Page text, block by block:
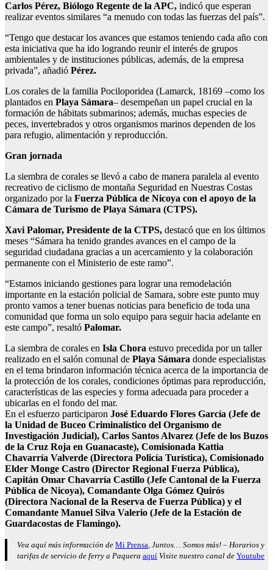
Carlos Pérez, Biólogo Regente de la APC, indicó que esperan
realizar eventos similares “a menudo con todas las fuerzas del país”.
“Tengo que destacar los avances que estamos teniendo cada año con
esta iniciativa que ha ido logrando reunir el interés de grupos
ambientales y de instituciones públicas, además, de la empresa
privada”, añadió Pérez.
Los corales de la familia Pociloporidea (Lamarck, 18169 –como los
plantados en Playa Sámara– desempeñan un papel crucial en la
formación de hábitats submarinos; además, muchas especies de
peces, invertebrados y otros organismos marinos dependen de los
para refugio, alimentación y reproducción.
Gran jornada
La siembra de corales se llevó a cabo de manera paralela al evento
recreativo de ciclismo de montaña Seguridad en Nuestras Costas
organizado por la Fuerza Pública de Nicoya con el apoyo de la
Cámara de Turismo de Playa Sámara (CTPS).
Xavi Palomar, Presidente de la CTPS, destacó que en los últimos
meses “Sámara ha tenido grandes avances en el campo de la
seguridad ciudadana gracias a un acercamiento y la colaboración
permanente con el Ministerio de este ramo”.
“Estamos iniciando gestiones para lograr una remodelación
importante en la estación policial de Samara, sobre este punto muy
pronto vamos a tener buenas noticias para beneficio de toda una
comunidad que forma un solo equipo para seguir hacia adelante en
este campo”, resaltó Palomar.
La siembra de corales en Isla Chora estuvo precedida por un taller
realizado en el salón comunal de Playa Sámara donde especialistas
en el tema brindaron información técnica acerca de la importancia de
la protección de los corales, condiciones óptimas para reproducción,
características de las especies y forma adecuada para proceder a
ubicarlas en el fondo del mar.
En el esfuerzo participaron José Eduardo Flores García (Jefe de
la Unidad de Buceo Criminalístico del Organismo de
Investigación Judicial), Carlos Santos Alvarez (Jefe de los Buzos
de la Cruz Roja en Guanacaste), Comisionada Kattia
Chavarría Valverde (Directora Policía Turística), Comisionado
Elder Monge Castro (Director Regional Fuerza Pública),
Capitán Omar Chavarría Castillo (Jefe Cantonal de la Fuerza
Pública de Nicoya), Comandante Olga Gómez Quirós
(Directora Nacional de la Reserva de Fuerza Pública) y el
Comandante Manuel Silva Valerio (Jefe de la Estación de
Guardacostas de Flamingo).
Vea aquí más información de Mi Prensa, Juntos… Somos más! – Horarios y
tarifas de servicio de ferry a Paquera aquí Visite nuestro canal de Youtube